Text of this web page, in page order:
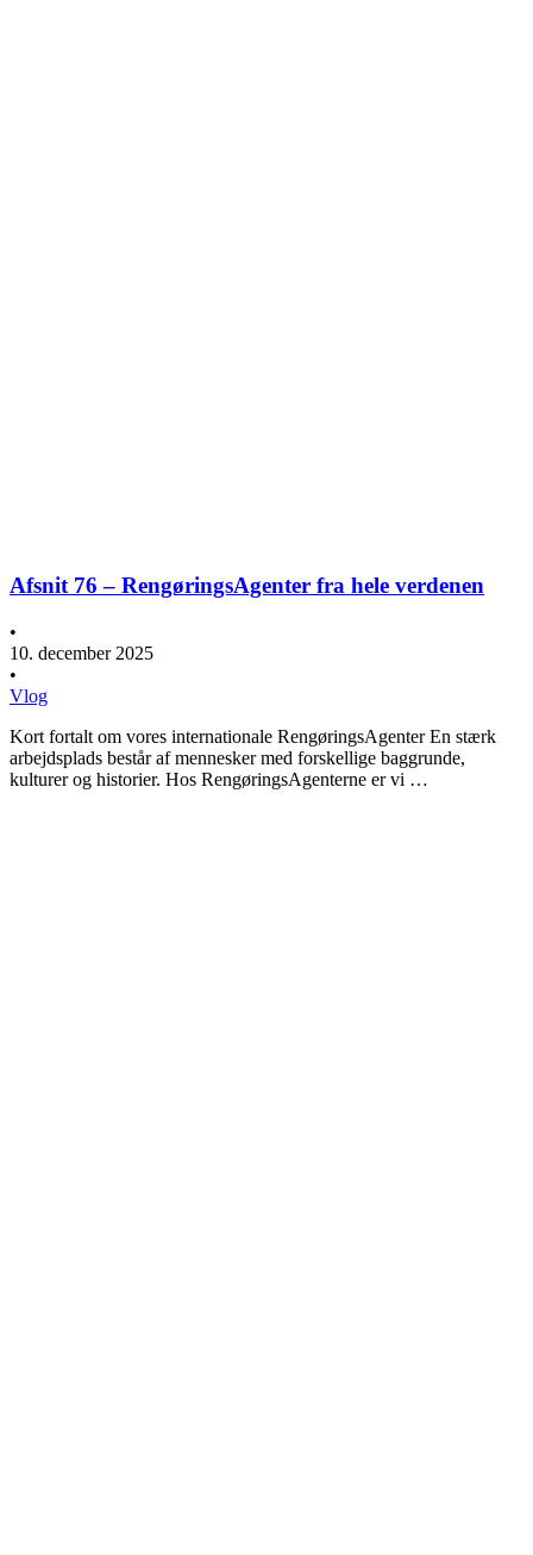
Afsnit 76 – RengøringsAgenter fra hele verdenen
•
10. december 2025
•
Vlog
Kort fortalt om vores internationale RengøringsAgenter En stærk
arbejdsplads består af mennesker med forskellige baggrunde,
kulturer og historier. Hos RengøringsAgenterne er vi …